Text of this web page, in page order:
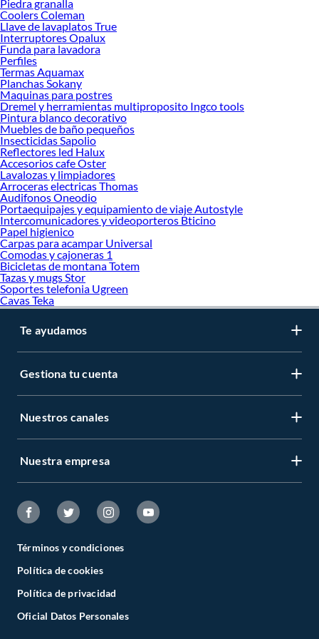
Sabemos que la calidad, confianza y seguridad son factores importantes al
momento de decidir qué modelo comprar, por ello contamos con una amplia
oferta de marcas prestigiosas y reconocidas en Extractores de aire. De esta
manera, inviertes en durabilidad, rendimiento, excelencia y satisfacción
garantizada.
Piedra granalla
Coolers Coleman
Llave de lavaplatos True
Interruptores Opalux
Funda para lavadora
Perfiles
Termas Aquamax
Planchas Sokany
Maquinas para postres
Dremel y herramientas multiproposito Ingco tools
Pintura blanco decorativo
Muebles de baño pequeños
Insecticidas Sapolio
Reflectores led Halux
Accesorios cafe Oster
Lavalozas y limpiadores
Arroceras electricas Thomas
Audifonos Oneodio
Portaequipajes y equipamiento de viaje Autostyle
Intercomunicadores y videoporteros Bticino
Papel higienico
Carpas para acampar Universal
Comodas y cajoneras 1
Bicicletas de montana Totem
Tazas y mugs Stor
Soportes telefonia Ugreen
Cavas Teka
Te ayudamos
Gestiona tu cuenta
Nuestros canales
Nuestra empresa
Términos y condiciones
Política de cookies
Política de privacidad
Oficial Datos Personales